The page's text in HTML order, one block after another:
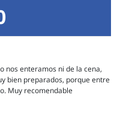
nos enteramos ni de la cena,
bien preparados, porque entre
Muy recomendable